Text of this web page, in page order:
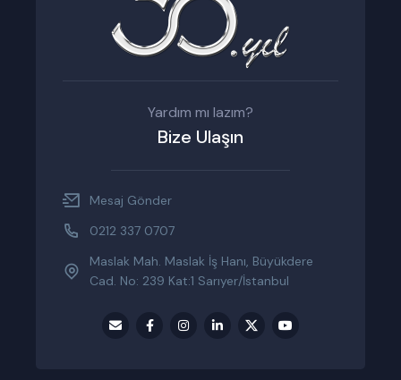
Yardım mı lazım?
Bize Ulaşın
Mesaj Gönder
0212 337 0707
Maslak Mah. Maslak İş Hanı, Büyükdere
Cad. No: 239 Kat:1 Sarıyer/İstanbul